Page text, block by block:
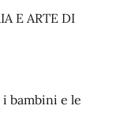
E ARTE DI
bambini e le